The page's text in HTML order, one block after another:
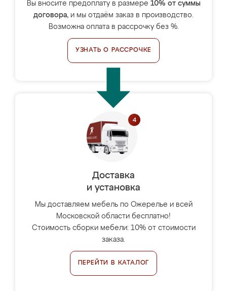
Вы вносите предоплату в размере 10% от суммы
договора, и мы отдаём заказ в производство.
Возможна оплата в рассрочку без %.
УЗНАТЬ О РАССРОЧКЕ
Доставка
и установка
Мы доставляем мебель по Ожерелье и всей
Московской области бесплатно!
Стоимость сборки мебели: 10% от стоимости
заказа.
ПЕРЕЙТИ В КАТАЛОГ